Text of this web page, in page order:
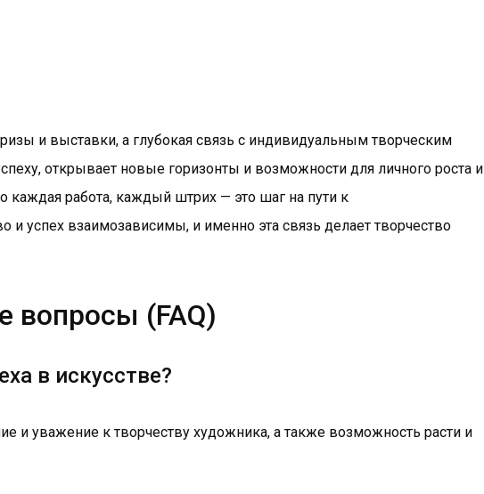
и выставки, а глубокая связь с индивидуальным творческим
открывает новые горизонты и возможности для личного роста и
каждая работа, каждый штрих — это шаг на пути к
и успех взаимозависимы, и именно эта связь делает творчество
вопросы (FAQ)
в искусстве?
и уважение к творчеству художника, а также возможность расти и